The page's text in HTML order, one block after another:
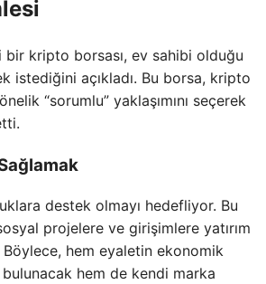
kripto borsası, ev sahibi olduğu
istediğini açıkladı. Bu borsa, kripto
“sorumlu” yaklaşımını seçerek
destek olmayı hedefliyor. Bu
projelere ve girişimlere yatırım
Böylece, hem eyaletin ekonomik
hem de kendi marka